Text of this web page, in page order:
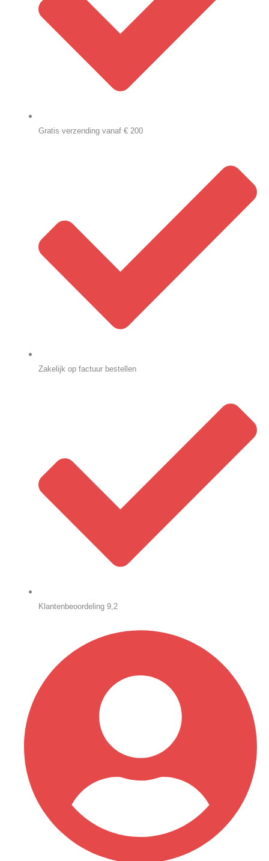
Gratis verzending vanaf € 200
Zakelijk op factuur bestellen
Klantenbeoordeling 9,2